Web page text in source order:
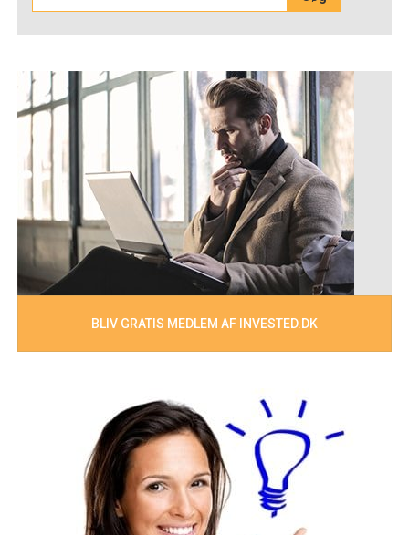
BLIV GRATIS MEDLEM AF INVESTED.DK